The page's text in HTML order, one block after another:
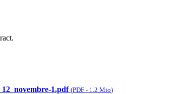
1.pdf (PDF - 1.2 Mio)